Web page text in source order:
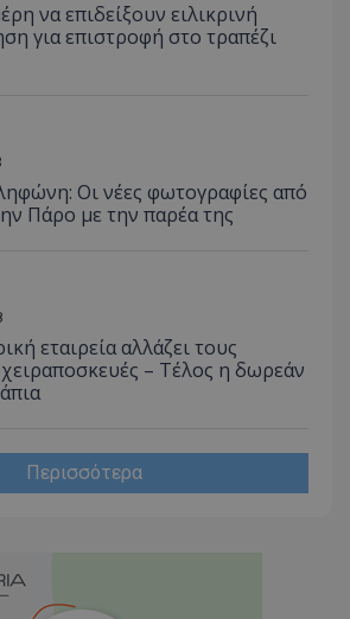
να επιδείξουν ειλικρινή
για επιστροφή στο τραπέζι
Οι νέες φωτογραφίες από
Πάρο με την παρέα της
εταιρεία αλλάζει τους
χειραποσκευές – Τέλος η δωρεάν
Περισσότερα